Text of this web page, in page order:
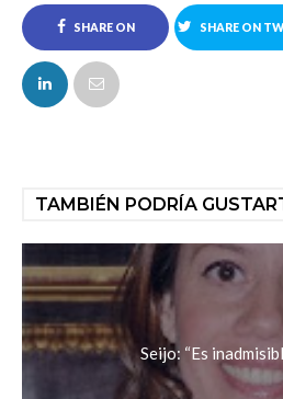
SHARE ON
FACEBOOK
SHARE ON
TAMBIÉN PODRÍA
Seijo: “Es